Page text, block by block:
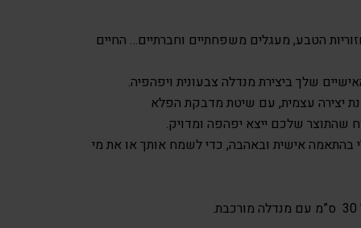
הטבע, מעגלים משפחתיים וחברתיים… החיים
שלך ביצירת מנדלה צבעונית ויפהפיה.
יצירה עצמית, עם שיטת מדבקת הפלא
שהתוצר שלכם ייצא יפהפה ומדויק.
בהתאמה אישית ובאהבה, כדי לשמח אותך או את מי